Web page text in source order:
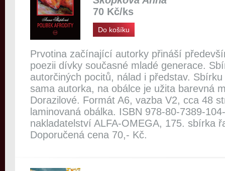
70 Kč/ks
Do košíku
Prvotina začínající autorky přináší
poezii dívky současné mladé generace.
autorčiných pocitů, nálad i představ.
sama autorka, na obálce je užita barevná
Dorazilové. Formát A6, vazba V2, cca 48
laminovaná obálka. ISBN 978-80-7389-
nakladatelství ALFA-OMEGA, 175. sbírka
Doporučená cena 70,- Kč.